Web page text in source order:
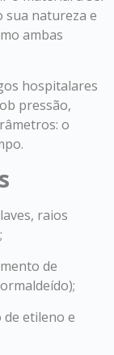
sua natureza e
ambas
hospitalares
pressão,
o
raios
de
etileno e